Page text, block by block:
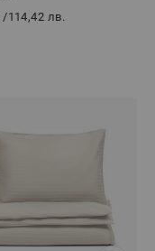
/114,42 лв.